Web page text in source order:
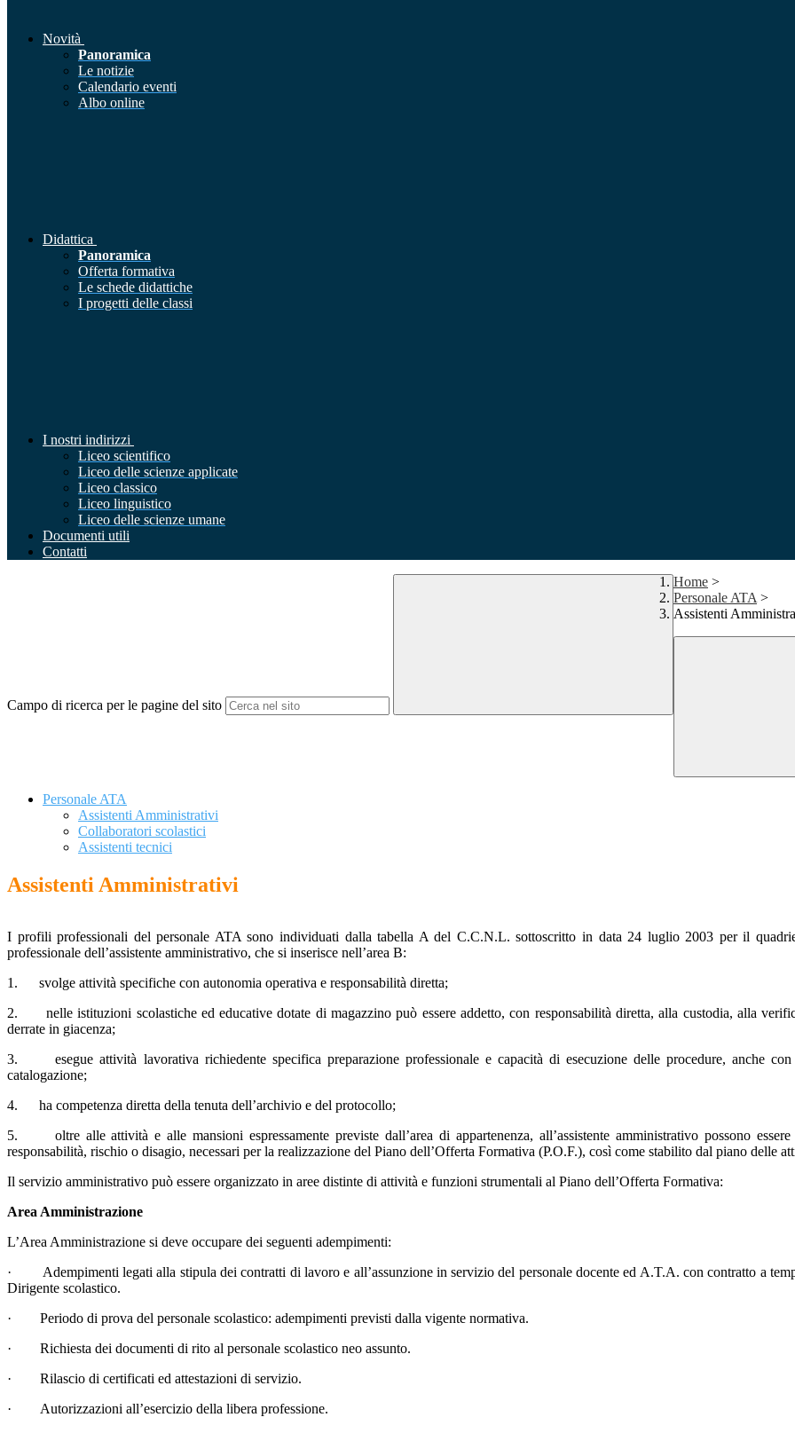
Novità
Panoramica
Le notizie
Calendario eventi
Albo online
Didattica
Panoramica
Offerta formativa
Le schede didattiche
I progetti delle classi
I nostri indirizzi
Liceo scientifico
Liceo delle scienze applicate
Liceo classico
Liceo linguistico
Liceo delle scienze umane
Documenti utili
Contatti
Campo di ricerca per le pagine del sito
Home >
Personale ATA >
Assistenti
Personale ATA
Assistenti Amministrativi
Collaboratori scolastici
Assistenti tecnici
Assistenti Amministrativi
I profili professionali del personale ATA sono individuati dalla tabella A del C.C.N.L. sottoscritto in data 24 luglio 2003 per il
professionale dell’assistente amministrativo, che si inserisce nell’area B:
1. svolge attività specifiche con autonomia operativa e responsabilità diretta;
2. nelle istituzioni scolastiche ed educative dotate di magazzino può essere addetto, con responsabilità diretta, alla custodia, alla
derrate in giacenza;
3. esegue attività lavorativa richiedente specifica preparazione professionale e capacità di esecuzione delle procedure, anche
catalogazione;
4. ha competenza diretta della tenuta dell’archivio e del protocollo;
5. oltre alle attività e alle mansioni espressamente previste dall’area di appartenenza, all’assistente amministrativo possono
responsabilità, rischio o disagio, necessari per la realizzazione del Piano dell’Offerta Formativa (P.O.F.), così come stabilito dal piano delle
Il servizio amministrativo può essere organizzato in aree distinte di attività e funzioni strumentali al Piano dell’Offerta Formativa:
Area Amministrazione
L’Area Amministrazione si deve occupare dei seguenti adempimenti:
· Adempimenti legati alla stipula dei contratti di lavoro e all’assunzione in servizio del personale docente ed A.T.A. con contratto a
Dirigente scolastico.
· Periodo di prova del personale scolastico: adempimenti previsti dalla vigente normativa.
· Richiesta dei documenti di rito al personale scolastico neo assunto.
· Rilascio di certificati ed attestazioni di servizio.
· Autorizzazioni all’esercizio della libera professione.